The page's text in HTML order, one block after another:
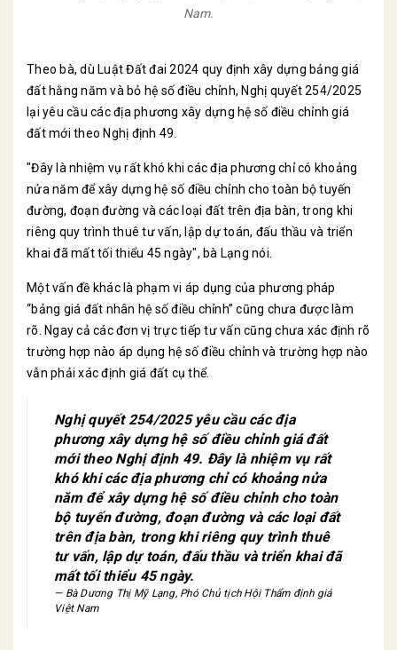
Nam.
Theo bà, dù Luật Đất đai 2024 quy định xây dựng bảng giá
đất hằng năm và bỏ hệ số điều chỉnh, Nghị quyết 254/2025
lại yêu cầu các địa phương xây dựng hệ số điều chỉnh giá
đất mới theo Nghị định 49.
"Đây là nhiệm vụ rất khó khi các địa phương chỉ có khoảng
nửa năm để xây dựng hệ số điều chỉnh cho toàn bộ tuyến
đường, đoạn đường và các loại đất trên địa bàn, trong khi
riêng quy trình thuê tư vấn, lập dự toán, đấu thầu và triển
khai đã mất tối thiểu 45 ngày", bà Lạng nói.
Một vấn đề khác là phạm vi áp dụng của phương pháp
“bảng giá đất nhân hệ số điều chỉnh” cũng chưa được làm
rõ. Ngay cả các đơn vị trực tiếp tư vấn cũng chưa xác định rõ
trường hợp nào áp dụng hệ số điều chỉnh và trường hợp nào
vẫn phải xác định giá đất cụ thể.
Nghị quyết 254/2025 yêu cầu các địa
phương xây dựng hệ số điều chỉnh giá đất
mới theo Nghị định 49. Đây là nhiệm vụ rất
khó khi các địa phương chỉ có khoảng nửa
năm để xây dựng hệ số điều chỉnh cho toàn
bộ tuyến đường, đoạn đường và các loại đất
trên địa bàn, trong khi riêng quy trình thuê
tư vấn, lập dự toán, đấu thầu và triển khai đã
mất tối thiểu 45 ngày.
Bà Dương Thị Mỹ Lạng, Phó Chủ tịch Hội Thẩm định giá
Việt Nam